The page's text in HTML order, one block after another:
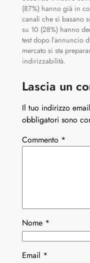
(87%) hanno già in
canali che si basano
su 10 (28%) hanno
test dopo l’annuncio
mercato si sta
indirizzabilità.
Lascia un
Il tuo indirizzo
obbligatori sono
Commento *
Nome *
Email *